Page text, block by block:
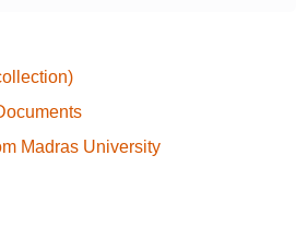
Madras University